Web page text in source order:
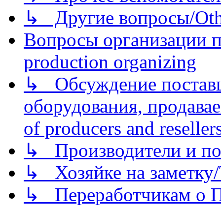
↳ Другие вопросы/
Вопросы организации
production organizing
↳ Обсуждение
оборудования,
of producers and
↳ Производители и
↳ Хозяйке на
↳ Переработчикам о